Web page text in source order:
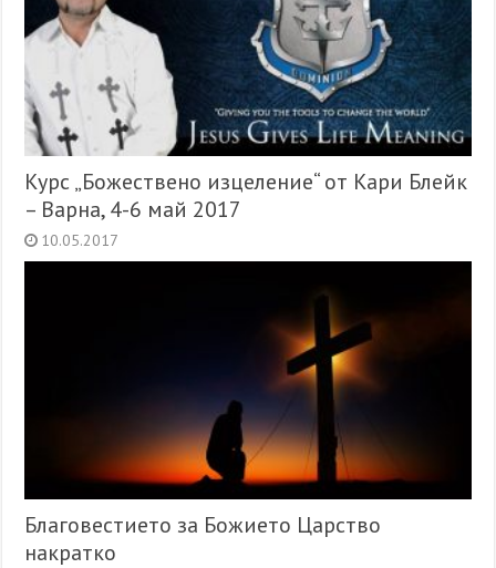
Курс „Божествено изцеление“ от Кари Блейк
– Варна, 4-6 май 2017
10.05.2017
Благовестието за Божието Царство
накратко